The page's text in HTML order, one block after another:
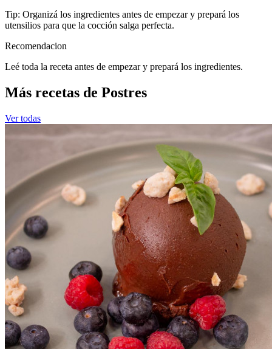
Tip: Organizá los ingredientes antes de empezar y prepará los
utensilios para que la cocción salga perfecta.
Recomendacion
Leé toda la receta antes de empezar y prepará los ingredientes.
Más recetas de Postres
Ver todas